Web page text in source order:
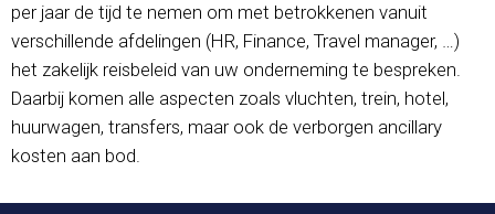
per jaar de tijd te nemen om met betrokkenen vanuit
verschillende afdelingen (HR, Finance, Travel manager, …)
het zakelijk reisbeleid van uw onderneming te bespreken.
Daarbij komen alle aspecten zoals vluchten, trein, hotel,
huurwagen, transfers, maar ook de verborgen ancillary
kosten aan bod.